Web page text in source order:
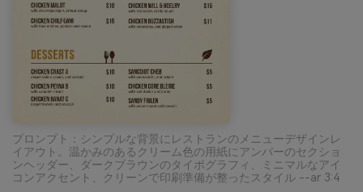
プロンプト：シンプルな背景にレストランのメニューデザインレ
イアウト。温かみのあるクリーム色の用紙にアンバーのセクショ
ンヘッダー、ダークブラウンのタイポグラフィ、ミニマルなアイ
コンアクセント、クリーンで印刷準備が整ったスタイル --ar 3:4